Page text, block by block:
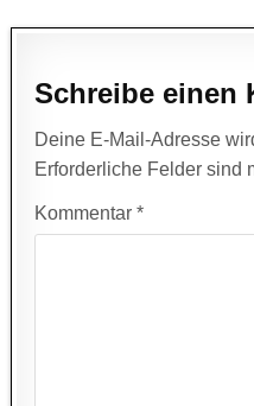
Schreibe einen
Deine E-Mail-Adresse
Erforderliche Felder sind
Kommentar*